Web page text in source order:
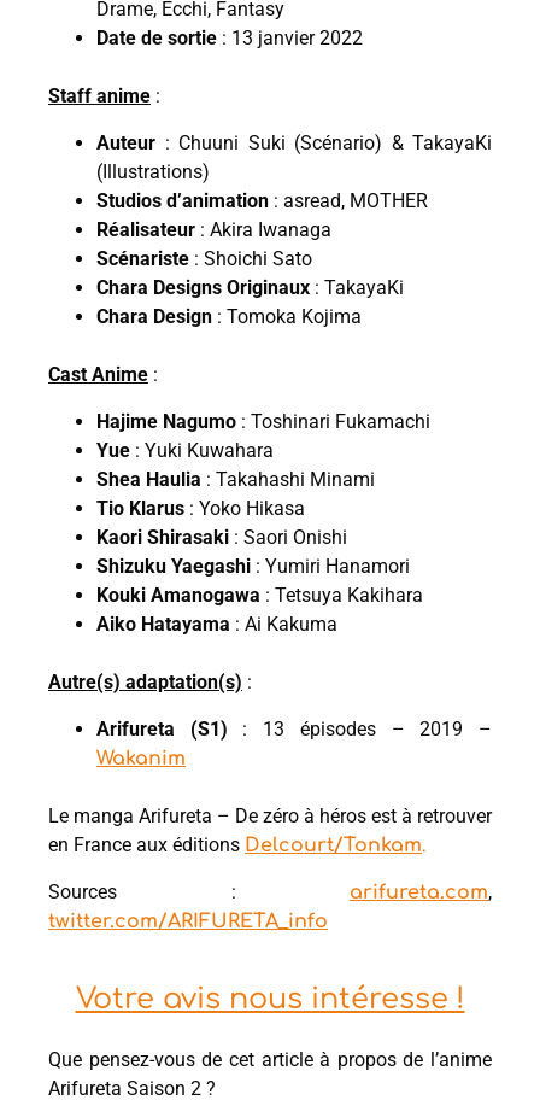
Drame, Ecchi, Fantasy
Date de sortie : 13 janvier 2022
Staff anime :
Auteur : Chuuni Suki (Scénario) & TakayaKi
(Illustrations)
Studios d’animation : asread, MOTHER
Réalisateur : Akira Iwanaga
Scénariste : Shoichi Sato
Chara Designs Originaux : TakayaKi
Chara Design : Tomoka Kojima
Cast Anime :
Hajime Nagumo : Toshinari Fukamachi
Yue : Yuki Kuwahara
Shea Haulia : Takahashi Minami
Tio Klarus : Yoko Hikasa
Kaori Shirasaki : Saori Onishi
Shizuku Yaegashi : Yumiri Hanamori
Kouki Amanogawa : Tetsuya Kakihara
Aiko Hatayama : Ai Kakuma
Autre(s) adaptation(s) :
Arifureta (S1) : 13 épisodes – 2019 –
Wakanim
Le manga Arifureta – De zéro à héros est à retrouver
en France aux éditions Delcourt/Tonkam.
Sources : arifureta.com,
twitter.com/ARIFURETA_info
Votre avis nous intéresse !
Que pensez-vous de cet article à propos de l’anime
Arifureta Saison 2 ?